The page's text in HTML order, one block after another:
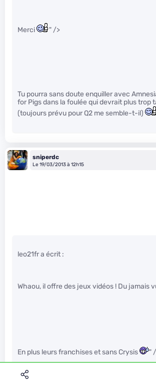
Merci " />
Tu pourra sans doute enquiller avec
for Pigs dans la foulée qui devrait plus trop
(toujours prévu pour Q2 me semble-t-il)
sniperdc
Le 19/03/2013 à 12h15
leo21fr a écrit :
Whaou, il offre des jeux vidéos ! Du jamais
En plus leurs franchises et sans Crysis "